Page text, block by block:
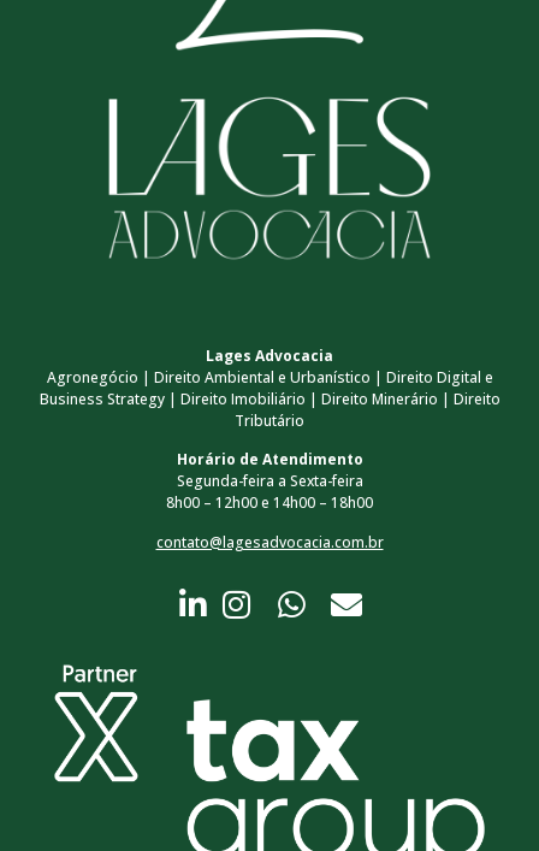
Lages Advocacia
Agronegócio | Direito Ambiental e Urbanístico | Direito Digital e
Business Strategy | Direito Imobiliário | Direito Minerário | Direito
Tributário
Horário de Atendimento
Segunda-feira a Sexta-feira
8h00 – 12h00 e 14h00 – 18h00
contato@lagesadvocacia.com.br